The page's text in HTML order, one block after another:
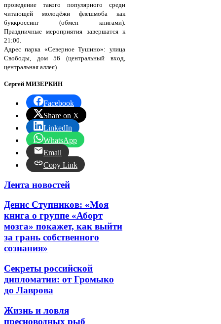
проведение такого популярного среди
читающей молодёжи флешмоба как
буккроссинг (обмен книгами).
Праздничные мероприятия завершатся к
21:00.
Адрес парка «Северное Тушино»: улица
Свободы, дом 56 (центральный вход,
центральная аллея).
Сергей МИЗЕРКИН
Facebook
Share on X
LinkedIn
WhatsApp
Email
Copy Link
Лента новостей
Денис Ступников: «Моя
книга о группе «Аборт
мозга» покажет, как выйти
за грань собственного
сознания»
Секреты российской
дипломатии: от Громыко
до Лаврова
Жизнь и ловля
пресноводных рыб